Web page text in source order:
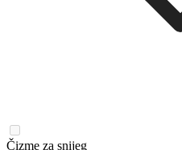
Čizme za snijeg